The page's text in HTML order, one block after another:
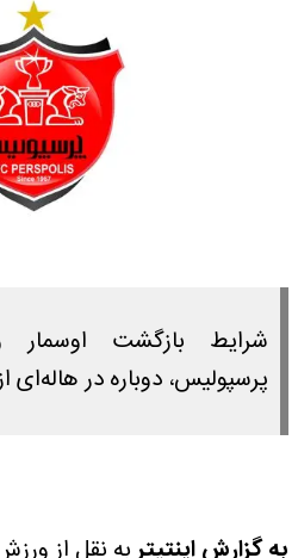
شرایط بازگشت اوسمار
پرسپولیس، دوباره در هاله‌ای